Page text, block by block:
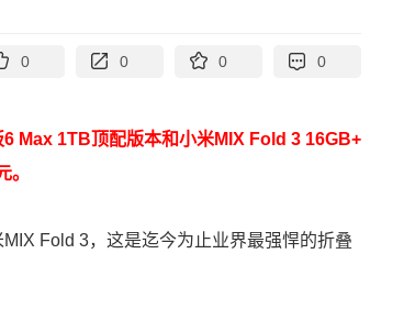
0 0 0 0
6 Max 1TB顶配版本和小米MIX Fold 3 16GB+
Fold 3，这是迄今为止业界最强悍的折叠